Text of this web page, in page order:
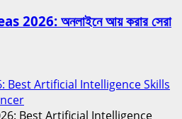
অনলাইনে আয় করার সেরা
Best Artificial Intelligence Skills